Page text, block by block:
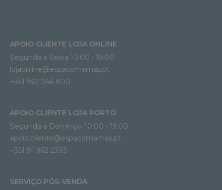
APOIO CLIENTE LOJA ONLINE
Segunda a Sexta 10:00 › 19:00
lojaonline@espacomamas.pt
+351 962 246 800
APOIO CLIENTE LOJA PORTO
Segunda a Domingo 10:00 › 19:00
apoio.cliente@espacomamas.pt
+351 91 962 2393
SERVIÇO PÓS-VENDA